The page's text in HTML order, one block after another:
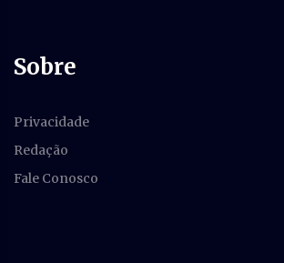
Sobre
Privacidade
Redação
Fale Conosco